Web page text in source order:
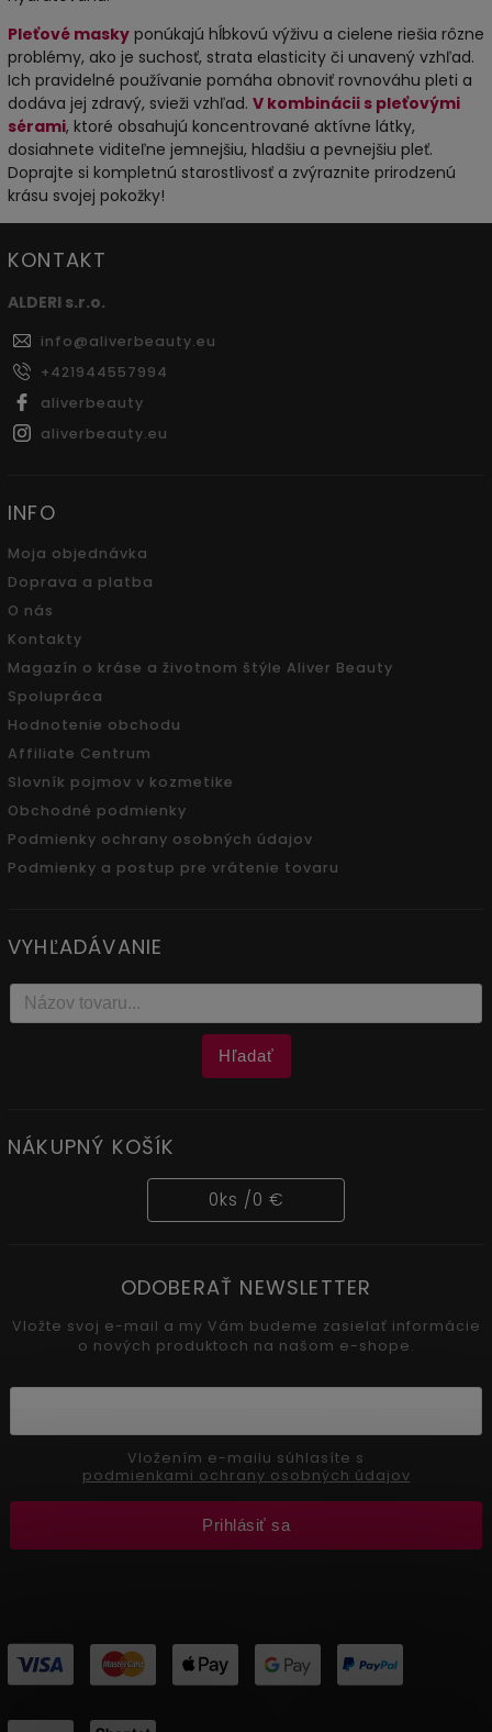
Pleťové masky ponúkajú hĺbkovú výživu a cielene riešia rôzne
problémy, ako je suchosť, strata elasticity či unavený vzhľad.
Ich pravidelné používanie pomáha obnoviť rovnováhu pleti a
dodáva jej zdravý, svieži vzhľad. V kombinácii s pleťovými
sérami, ktoré obsahujú koncentrované aktívne látky,
dosiahnete viditeľne jemnejšiu, hladšiu a pevnejšiu pleť.
Doprajte si kompletnú starostlivosť a zvýraznite prirodzenú
krásu svojej pokožky!
KONTAKT
ALDERI s.r.o.
info@aliverbeauty.eu
+421944557994
aliverbeauty
aliverbeauty.eu
INFO
Moja objednávka
Doprava a platba
O nás
Kontakty
Magazín o kráse a životnom štýle Aliver Beauty
Spolupráca
Hodnotenie obchodu
Affiliate Centrum
Slovník pojmov v kozmetike
Obchodné podmienky
Podmienky ochrany osobných údajov
Podmienky a postup pre vrátenie tovaru
VYHĽADÁVANIE
Hľadať
NÁKUPNÝ KOŠÍK
0ks /0 €
ODOBERAŤ NEWSLETTER
Vložte svoj e-mail a my Vám budeme zasielať informácie
o nových produktoch na našom e-shope.
podmienkami ochrany osobných údajov
Prihlásiť sa